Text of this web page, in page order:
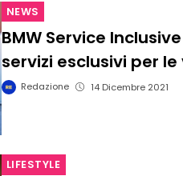
NEWS
BMW Service
servizi esclusivi per
Redazione 14 Dicembre 2021
LIFESTYLE